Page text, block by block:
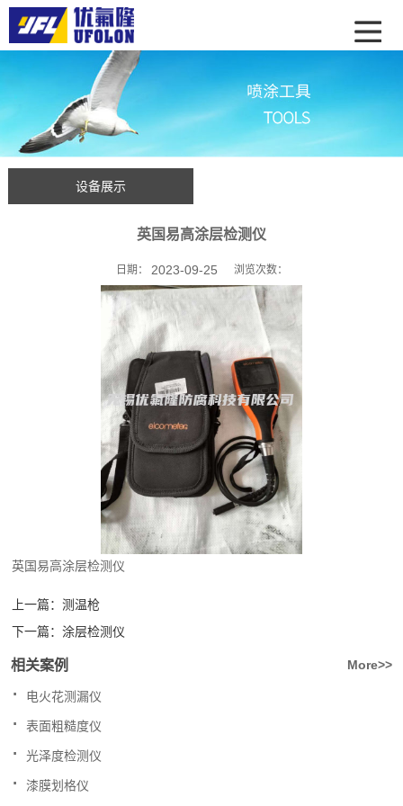
设备展示
英国易高涂层检测仪
日期： 2023-09-25 浏览次数：
英国易高涂层检测仪
上一篇：测温枪
下一篇：涂层检测仪
相关案例 More>>
电火花测漏仪
.
表面粗糙度仪
.
光泽度检测仪
.
漆膜划格仪
.